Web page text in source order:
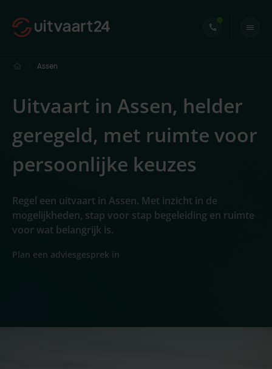
Assen
Uitvaart in Assen, helder
geregeld, met ruimte voor
persoonlijke keuzes
Regel een uitvaart in Assen. Met inzicht in de
mogelijkheden, stap voor stap begeleiding en ruimte
voor wat belangrijk is.
Plan een adviesgesprek in